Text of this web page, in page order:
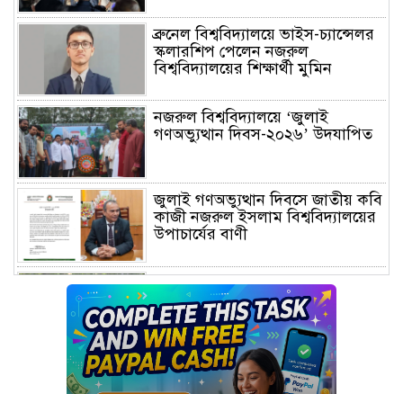
ব্রুনেল বিশ্ববিদ্যালয়ে ভাইস-চ্যান্সেলর
স্কলারশিপ পেলেন নজরুল
বিশ্ববিদ্যালয়ের শিক্ষার্থী মুমিন
নজরুল বিশ্ববিদ্যালয়ে ‘জুলাই
গণঅভ্যুত্থান দিবস-২০২৬’ উদযাপিত
জুলাই গণঅভ্যুত্থান দিবসে জাতীয় কবি
কাজী নজরুল ইসলাম বিশ্ববিদ্যালয়ের
উপাচার্যের বাণী
গণভবনে জুলাই গণঅভ্যুত্থান স্মৃতি
জাদুঘরের যাত্রা শুরু
জুলাই আন্দোলন জনগণের, কৃতিত্ব
কোনো একক দলের নয়: প্রধানমন্ত্রী